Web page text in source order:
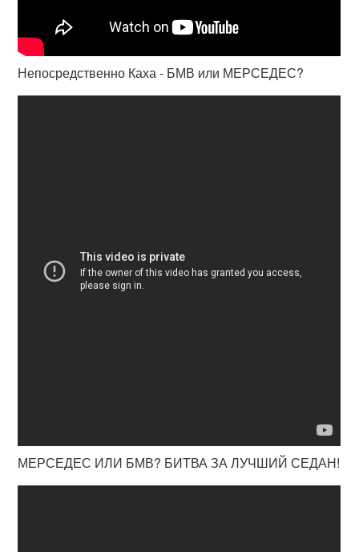
Непосредственно Каха - БМВ или МЕРСЕДЕС?
МЕРСЕДЕС ИЛИ БМВ? БИТВА ЗА ЛУЧШИЙ СЕДАН!